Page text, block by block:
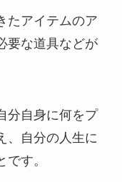
たアイテムのア
要な道具などが
分自身に何をプ
、自分の人生に
す。